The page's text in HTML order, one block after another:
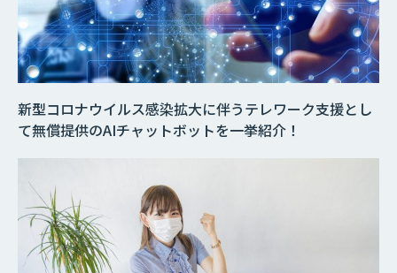
新型コロナウイルス感染拡大に伴うテレワーク支援とし
て無償提供のAIチャットボットを一挙紹介！